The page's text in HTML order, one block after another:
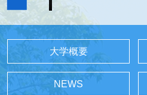
大学概要
NEWS